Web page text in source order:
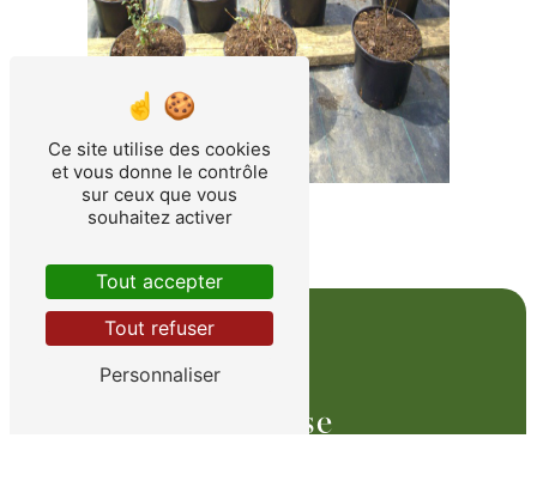
Adresse
Ce site utilise des cookies
et vous donne le contrôle
sur ceux que vous
souhaitez activer
Tout accepter
Tout refuser
Personnaliser